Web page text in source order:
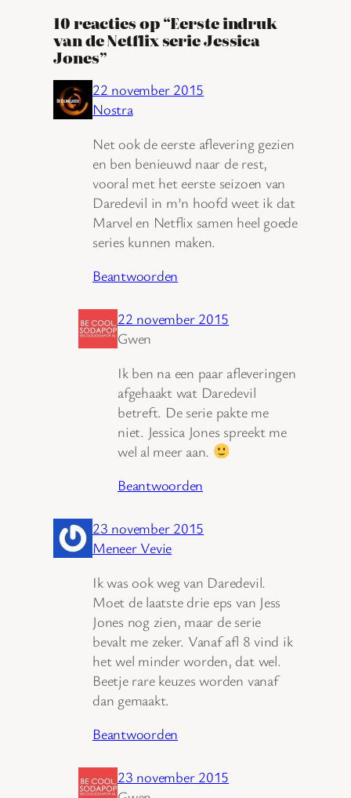
10 reacties op “Eerste indruk
van de Netflix serie Jessica
Jones”
22 november 2015
Nostra
Net ook de eerste aflevering gezien
en ben benieuwd naar de rest,
vooral met het eerste seizoen van
Daredevil in m’n hoofd weet ik dat
Marvel en Netflix samen heel goede
series kunnen maken.
Beantwoorden
22 november 2015
Gwen
Ik ben na een paar afleveringen
afgehaakt wat Daredevil
betreft. De serie pakte me
niet. Jessica Jones spreekt me
wel al meer aan.
Beantwoorden
23 november 2015
Meneer Vevie
Ik was ook weg van Daredevil.
Moet de laatste drie eps van Jess
Jones nog zien, maar de serie
bevalt me zeker. Vanaf afl 8 vind ik
het wel minder worden, dat wel.
Beetje rare keuzes worden vanaf
dan gemaakt.
Beantwoorden
23 november 2015